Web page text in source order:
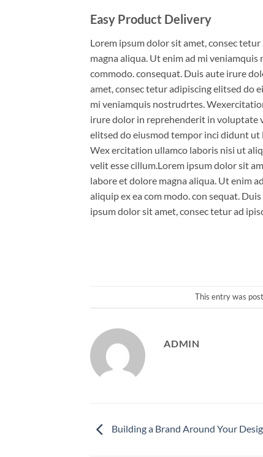
Easy Product Delivery
Lorem ipsum dolor sit amet, consec
magna aliqua. Ut enim ad mi
commodo. consequat. Duis aute irure
amet, consec tetur adipiscing elitsed do
mi veniamquis nostrudrtes.
irure dolor in reprehenderit in voluptate
elitsed do eiusmod tempor inci didunt ut
Wex ercitation ullamco laboris nisi ut
velit esse cillum.Lorem ipsum dolor sit
labore et dolore magna aliqua. Ut enim
aliquip ex ea com modo. con sequat.
ipsum dolor sit amet, consec tetur ad
This entry was
ADMIN
Building a Brand Around Your